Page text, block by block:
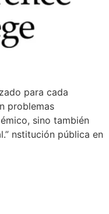
para cada
problemas
sino también
nstitución pública en